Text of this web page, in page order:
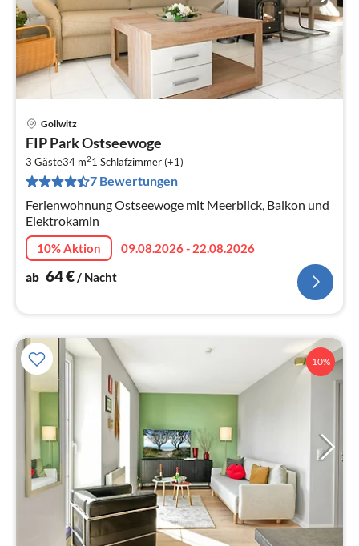
Gollwitz
FIP Park Ostseewoge
3 Gäste34 m21 Schlafzimmer (+1)
7 Bewertungen
Ferienwohnung Ostseewoge mit Meerblick, Balkon und
Elektrokamin
10% Aktion
09.08.2026 - 22.08.2026
ab 64€ / Nacht
10%